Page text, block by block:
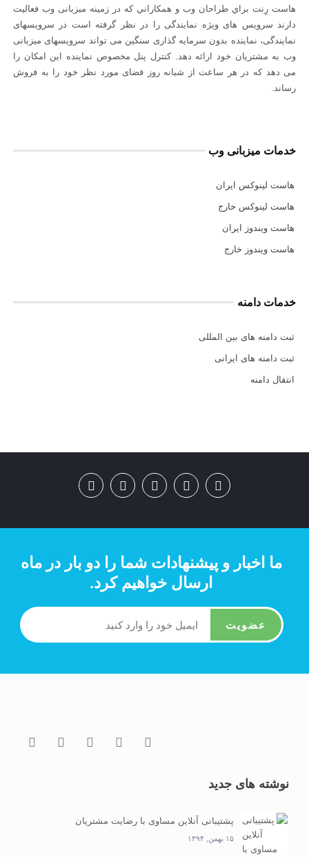
هاست رِنت براي طراحان وب و همكاراني كه در زمينه میزبانی وب فعاليت
دارند سرويس های ويژه نمايندگی را در نظر گرفته است در سرويسهای
نمايندگی، نماينده بدون سرمايه گذاری سنگين می تواند سرویسهای میزبانی
وب به مشتریان خود ارائه دهد. کنترل پنل مخصوص نماينده اين امكان را
می دهد كه در هر ساعت از شبانه روز فضای مورد نظر خود را به فروش
رساند.
خدمات میزبانی وب
هاست لینوکس ایران
هاست لینوکس خارج
هاست ویندوز ایران
هاست ویندوز خارج
خدمات دامنه
ثبت دامنه های بین المللی
ثبت دامنه های ایرانی
انتقال دامنه
ما اخبار و پیشنهادات شما را دو بار در ماه
ارسال خواهیم کرد.
عضویت
نوشته های جدید
پشتیبانی آنلاین مساوی با رضایت مشتریان
۱۵ بهمن, ۱۳۹۴